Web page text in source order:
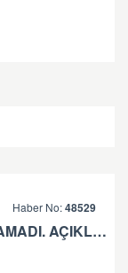
Haber No:48529
'' İMZA DOĞRULANAMADI. AÇIKLAMA: İMZA FORMATI YANLIŞ.'' HATASI HK